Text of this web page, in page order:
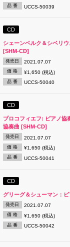
品 番 UCCS-50039
CD
シェーンベルク＆シベリ
[SHM-CD]
発売日 2021.07.07
価 格 ¥1,650 (税込)
品 番 UCCS-50040
CD
プロコフィエフ: ピアノ協
協奏曲 [SHM-CD]
発売日 2021.07.07
価 格 ¥1,650 (税込)
品 番 UCCS-50041
CD
グリーグ＆シューマン：
発売日 2021.07.07
価 格 ¥1,650 (税込)
品 番 UCCS-50042